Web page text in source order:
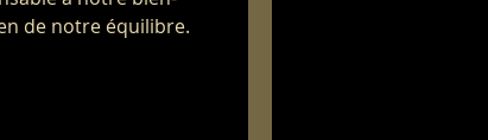
de notre équilibre.